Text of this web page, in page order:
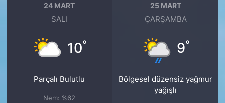
24 MART
SALI
10°
Parçalı Bulutlu
Nem: %62
25 MART
ÇARŞAMBA
9°
Bölgesel düzensiz yağmur
yağışlı